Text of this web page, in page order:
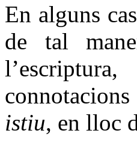
En alguns
de tal
istiu, en lloc